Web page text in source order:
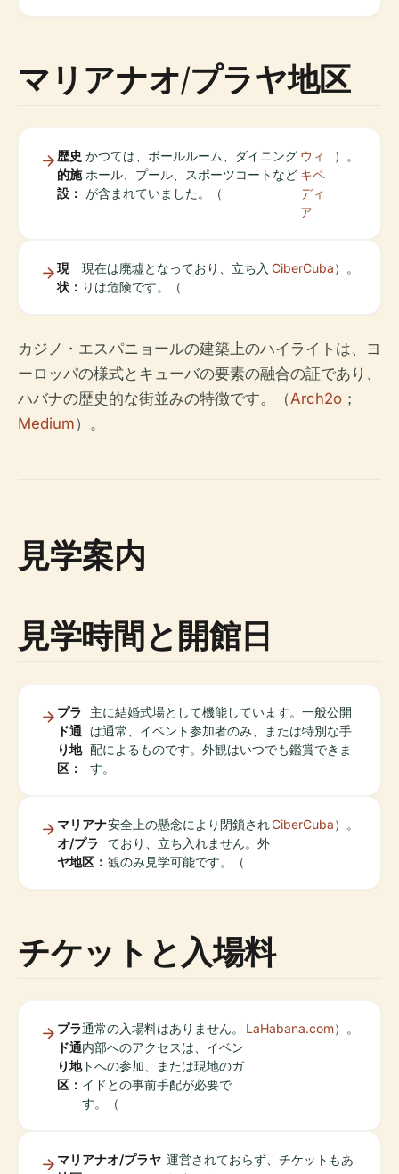
マリアナオ/プラヤ地区
歴史
的施
設：
かつては、ボールルーム、ダイニング
ホール、プール、スポーツコートなど
が含まれていました。（
ウィ
キペ
ディ
ア
）。
現
状：
現在は廃墟となっており、立ち入
りは危険です。（
CiberCuba）。
カジノ・エスパニョールの建築上のハイライトは、ヨ
ーロッパの様式とキューバの要素の融合の証であり、
ハバナの歴史的な街並みの特徴です。（Arch2o ；
Medium）。
見学案内
見学時間と開館日
プラ
ド通
り地
区：
主に結婚式場として機能しています。一般公開
は通常、イベント参加者のみ、または特別な手
配によるものです。外観はいつでも鑑賞できま
す。
マリアナ
オ/プラ
ヤ地区：
安全上の懸念により閉鎖され
ており、立ち入れません。外
観のみ見学可能です。（
CiberCuba）。
チケットと入場料
プラ
ド通
り地
区：
通常の入場料はありません。
内部へのアクセスは、イベン
トへの参加、または現地のガ
イドとの事前手配が必要で
す。（
LaHabana.com）。
マリアナオ/プラヤ 運営されておらず、チケットもあ